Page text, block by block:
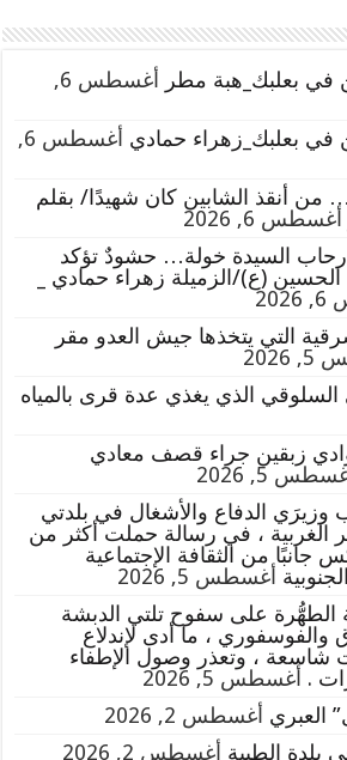
في بعلبك_هبة مطر
أغسطس 6,
في بعلبك_زهراء حمادي
أغسطس 6,
من أنقذ الشابين كان شهيدًا/ بقلم
أغسطس 6, 2026
رحاب السيدة خولة… حشودٌ تؤكد
الحسين (ع)/الزميلة زهراء حمادي _
التي يتخذها جيش العدو مقر
الذي يغذي عدة قرى بالمياه
زبقين جراء قصف معادي
5, 2026
وزيرَي الدفاع والأشغال في بلدتي
الغربية ، في رسالة حملت أكثر من
من الثقافة الإجتماعية
أغسطس 5, 2026
الطهُّرة على سفوح تلتي الدبشة
والفوسفوري ، ما أدى لإندلاع
شاسعة ، وتعذر وصول الإطفاء
. أغسطس 5, 2026
العبري أغسطس 2, 2026
بلدة الطيبة أغسطس 2, 2026